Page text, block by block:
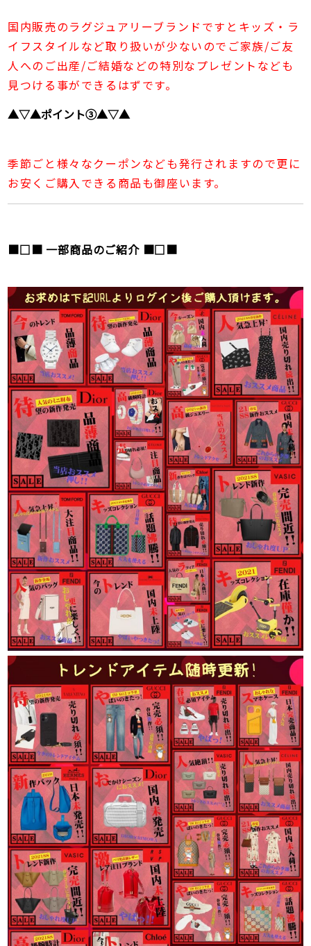
国内販売のラグジュアリーブランドですとキッズ・ラ
イフスタイルなど取り扱いが少ないのでご家族/ご友
人へのご出産/ご結婚などの特別なプレゼントなども
見つける事ができるはずです。
▲▽▲ポイント③▲▽▲
季節ごと様々なクーポンなども発行されますので更に
お安くご購入できる商品も御座います。
■□■ 一部商品のご紹介 ■□■